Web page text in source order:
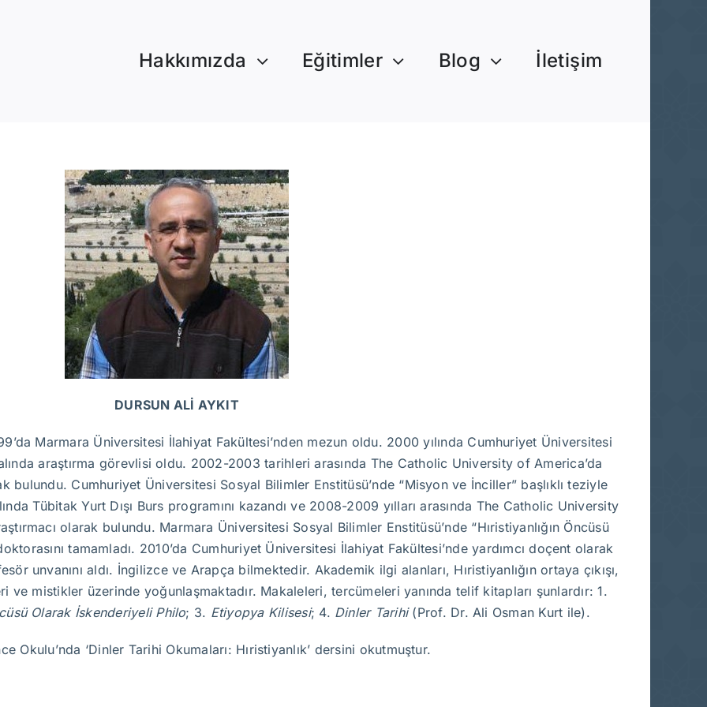
Hakkımızda Eğitimler Blog İletişim
DURSUN ALİ AYKIT
Marmara Üniversitesi İlahiyat Fakültesi’nden mezun oldu. 2000 yılında Cumhuriyet Üniversitesi
araştırma görevlisi oldu. 2002-2003 tarihleri arasında The Catholic University of America’da
bulundu. Cumhuriyet Üniversitesi Sosyal Bilimler Enstitüsü’nde “Misyon ve İnciller” başlıklı teziyle
Tübitak Yurt Dışı Burs programını kazandı ve 2008-2009 yılları arasında The Catholic University
olarak bulundu. Marmara Üniversitesi Sosyal Bilimler Enstitüsü’nde “Hıristiyanlığın Öncüsü
tamamladı. 2010’da Cumhuriyet Üniversitesi İlahiyat Fakültesi’nde yardımcı doçent olarak
unvanını aldı. İngilizce ve Arapça bilmektedir. Akademik ilgi alanları, Hıristiyanlığın ortaya çıkışı,
ve mistikler üzerinde yoğunlaşmaktadır. Makaleleri, tercümeleri yanında telif kitapları şunlardır: 1.
Olarak İskenderiyeli Philo; 3. Etiyopya Kilisesi; 4. Dinler Tarihi(Prof. Dr. Ali Osman Kurt ile).
Okulu’nda ‘Dinler Tarihi Okumaları: Hıristiyanlık’ dersini okutmuştur.